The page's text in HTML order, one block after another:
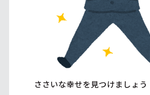
ささいな幸せを見つけましょう